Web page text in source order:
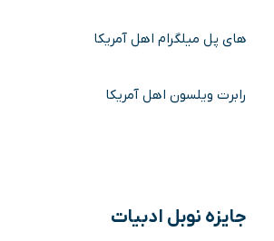
های پل میلگرام اهل آمریکا
رابرت ویلسون اهل آمریکا
جایزه نوبل ادبیات